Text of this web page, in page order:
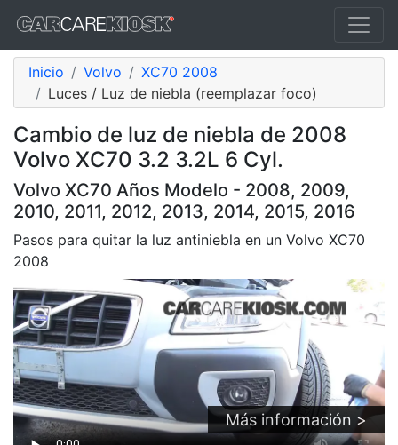
Inicio Volvo
XC70 2008
Luces / Luz de niebla (reemplazar foco)
Cambio de luz de niebla de 2008
Volvo XC70 3.2 3.2L 6 Cyl.
Volvo XC70 Años Modelo - 2008, 2009,
2010, 2011, 2012, 2013, 2014, 2015, 2016
Pasos para quitar la luz antiniebla en un Volvo XC70
2008
Más información >